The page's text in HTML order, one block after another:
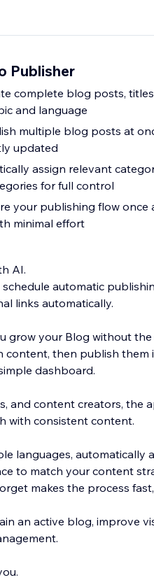
Publisher
complete blog posts,
and language
multiple blog posts at
updated
assign relevant
for full control
your publishing flow
minimal effort
AI.
automatic
links automatically.
grow your Blog without the
then publish them
dashboard.
and content creators, the
with consistent content.
languages, automatically
to match your content
makes the process
an active blog, improve